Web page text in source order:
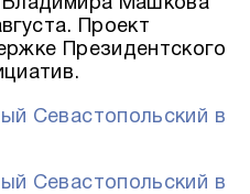
Владимира Машкова
Проект
Президентского
Севастопольский в
Севастопольский в